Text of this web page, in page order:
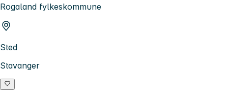
Rogaland fylkeskommune
Sted
Stavanger